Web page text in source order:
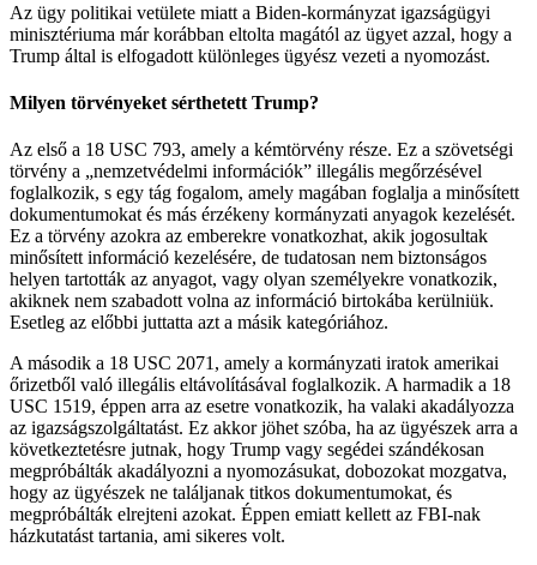
Az ügy politikai vetülete miatt a Biden-kormányzat igazságügyi
minisztériuma már korábban eltolta magától az ügyet azzal, hogy a
Trump által is elfogadott különleges ügyész vezeti a nyomozást.
Milyen törvényeket sérthetett Trump?
Az első a 18 USC 793, amely a kémtörvény része. Ez a szövetségi
törvény a „nemzetvédelmi információk” illegális megőrzésével
foglalkozik, s egy tág fogalom, amely magában foglalja a minősített
dokumentumokat és más érzékeny kormányzati anyagok kezelését.
Ez a törvény azokra az emberekre vonatkozhat, akik jogosultak
minősített információ kezelésére, de tudatosan nem biztonságos
helyen tartották az anyagot, vagy olyan személyekre vonatkozik,
akiknek nem szabadott volna az információ birtokába kerülniük.
Esetleg az előbbi juttatta azt a másik kategóriához.
A második a 18 USC 2071, amely a kormányzati iratok amerikai
őrizetből való illegális eltávolításával foglalkozik. A harmadik a 18
USC 1519, éppen arra az esetre vonatkozik, ha valaki akadályozza
az igazságszolgáltatást. Ez akkor jöhet szóba, ha az ügyészek arra a
következtetésre jutnak, hogy Trump vagy segédei szándékosan
megpróbálták akadályozni a nyomozásukat, dobozokat mozgatva,
hogy az ügyészek ne találjanak titkos dokumentumokat, és
megpróbálták elrejteni azokat. Éppen emiatt kellett az FBI-nak
házkutatást tartania, ami sikeres volt.